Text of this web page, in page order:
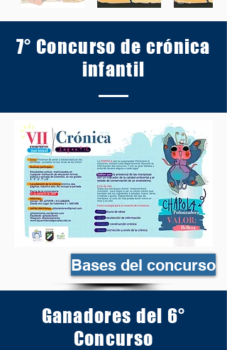
7° Concurso de crónica
infantil
Bases del concurso
Ganadores del 6°
Concurso